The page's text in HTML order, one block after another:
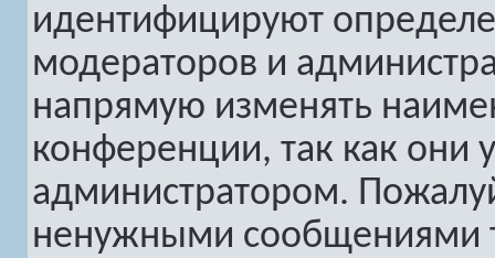
идентифицируют
модераторов и
напрямую изменять
конференции, так как они
администратором.
ненужными сообщениями